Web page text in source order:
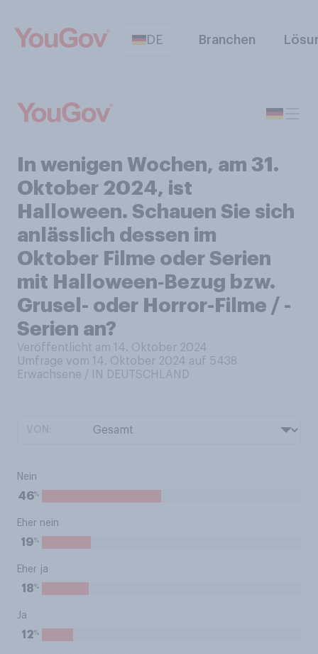
DE Branchen
In wenigen Wochen, am 31.
Oktober 2024, ist
Halloween. Schauen Sie sich
anlässlich dessen im
Oktober Filme oder Serien
mit Halloween‑Bezug bzw.
Grusel- oder Horror-Filme / -
Serien an?
Veröffentlicht am 14. Oktober 2024
Umfrage vom 14. Oktober 2024 auf 5438
Erwachsene / IN DEUTSCHLAND
Nein
46%
Eher nein
19%
Eher ja
18%
Ja
12%